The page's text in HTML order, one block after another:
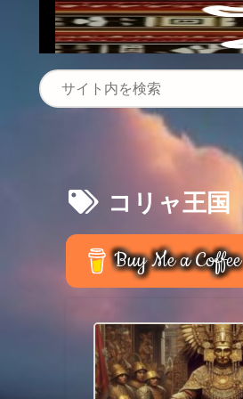
コリャ王国
Buy Me a Coffee